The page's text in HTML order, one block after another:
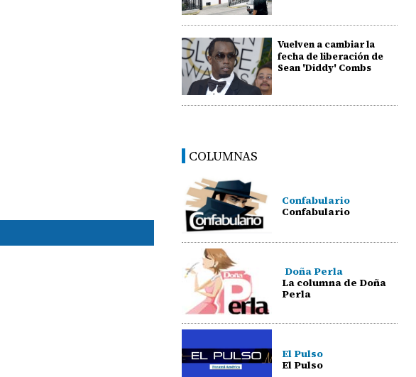
Vuelven a cambiar la
fecha de liberación de
Sean 'Diddy' Combs
COLUMNAS
Confabulario
Confabulario
Doña Perla
La columna de Doña
Perla
El Pulso
El Pulso